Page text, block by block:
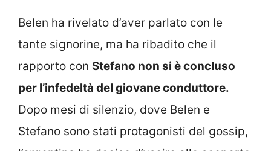
Belen ha rivelato d’aver parlato con le
tante signorine, ma ha ribadito che il
rapporto con Stefano non si è concluso
per l’infedeltà del giovane conduttore.
Dopo mesi di silenzio, dove Belen e
Stefano sono stati protagonisti del gossip,